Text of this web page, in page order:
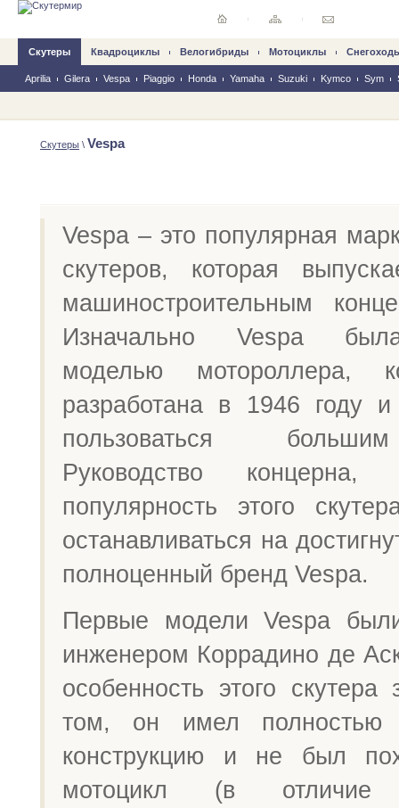
Скутеры
Aprilia Gilera Vespa Piaggio Honda Yamaha Suzuki Kymco Sym
Квадроциклы Велогибриды Mотоциклы
Скутеры \ Vespa
Vespa – это популярная
скутеров, которая
машиностроительным
Изначально Vespa
моделью мотороллера,
разработана в 1946 году
пользоваться
Руководство
популярность этого
останавливаться на
полноценный бренд Vespa.
Первые модели Vespa
инженером Коррадино де
особенность этого скутера
том, он имел полностью
конструкцию и не был
мотоцикл (в